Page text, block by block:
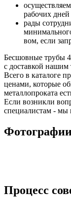
рабочих дней
рады
вом, если
Бесшовные трубы
с доставкой нашим
Всего в каталоге
ценами, которые
металлопроката
Если возникли
специалистам - мы
Процесс